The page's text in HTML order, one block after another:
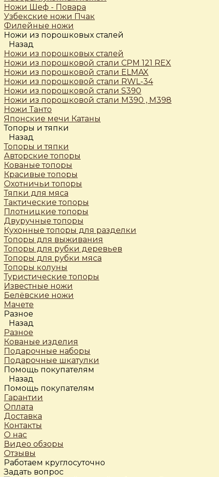
Ножи Шеф - Повара
Узбекские ножи Пчак
Филейные ножи
Ножи из порошковых сталей
Назад
Ножи из порошковых сталей
Ножи из порошковой стали CPM 121 REX
Ножи из порошковой стали ELMAX
Ножи из порошковой стали RWL-34
Ножи из порошковой стали S390
Ножи из порошковой стали М390 , М398
Ножи Танто
Японские мечи Катаны
Топоры и тяпки
Назад
Топоры и тяпки
Авторские топоры
Кованые топоры
Красивые топоры
Охотничьи топоры
Тяпки для мяса
Тактические топоры
Плотницкие топоры
Двуручные топоры
Кухонные топоры для разделки
Топоры для выживания
Топоры для рубки деревьев
Топоры для рубки мяса
Топоры колуны
Туристические топоры
Известные ножи
Белёвские ножи
Мачете
Разное
Назад
Разное
Кованые изделия
Подарочные наборы
Подарочные шкатулки
Помощь покупателям
Назад
Помощь покупателям
Гарантии
Оплата
Доставка
Контакты
О нас
Видео обзоры
Отзывы
Работаем круглосуточно
Задать вопрос